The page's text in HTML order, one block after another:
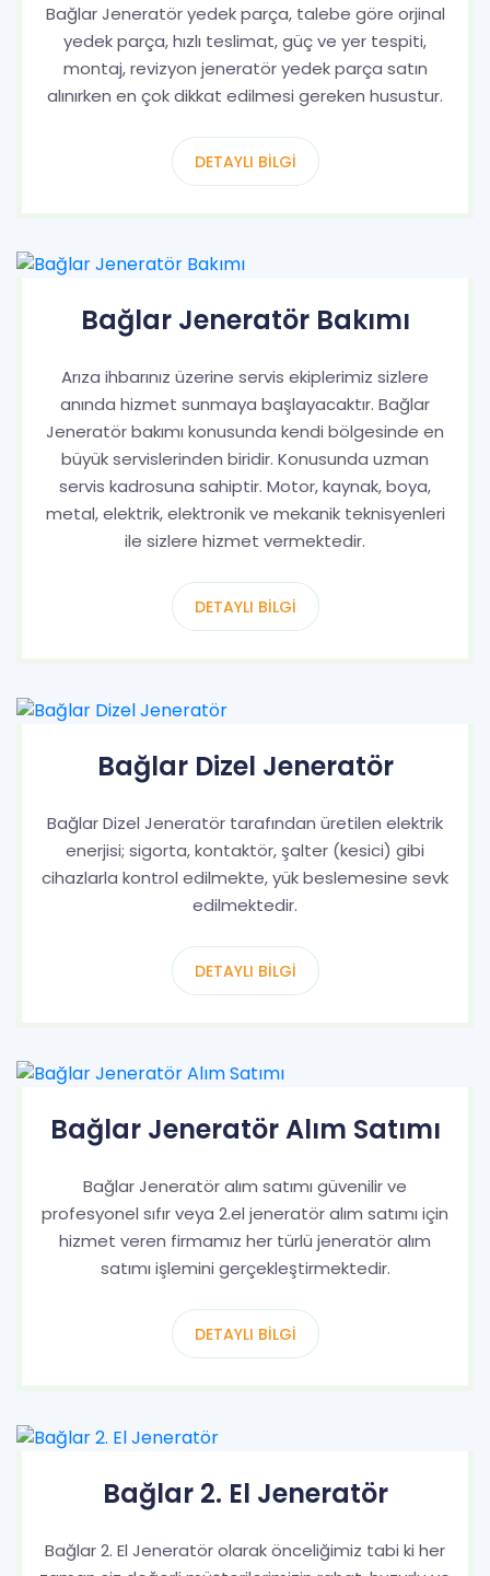
Bağlar Jeneratör yedek parça, talebe göre orjinal
yedek parça, hızlı teslimat, güç ve yer tespiti,
montaj, revizyon jeneratör yedek parça satın
alınırken en çok dikkat edilmesi gereken husustur.
DETAYLI BILGI
Bağlar Jeneratör Bakımı
Arıza ihbarınız üzerine servis ekiplerimiz sizlere
anında hizmet sunmaya başlayacaktır. Bağlar
Jeneratör bakımı konusunda kendi bölgesinde en
büyük servislerinden biridir. Konusunda uzman
servis kadrosuna sahiptir. Motor, kaynak, boya,
metal, elektrik, elektronik ve mekanik teknisyenleri
ile sizlere hizmet vermektedir.
DETAYLI BILGI
Bağlar Dizel Jeneratör
Bağlar Dizel Jeneratör tarafından üretilen elektrik
enerjisi; sigorta, kontaktör, şalter (kesici) gibi
cihazlarla kontrol edilmekte, yük beslemesine sevk
edilmektedir.
DETAYLI BILGI
Bağlar Jeneratör Alım Satımı
Bağlar Jeneratör alım satımı güvenilir ve
profesyonel sıfır veya 2.el jeneratör alım satımı için
hizmet veren firmamız her türlü jeneratör alım
satımı işlemini gerçekleştirmektedir.
DETAYLI BILGI
Bağlar 2. El Jeneratör
Bağlar 2. El Jeneratör olarak önceliğimiz tabi ki her